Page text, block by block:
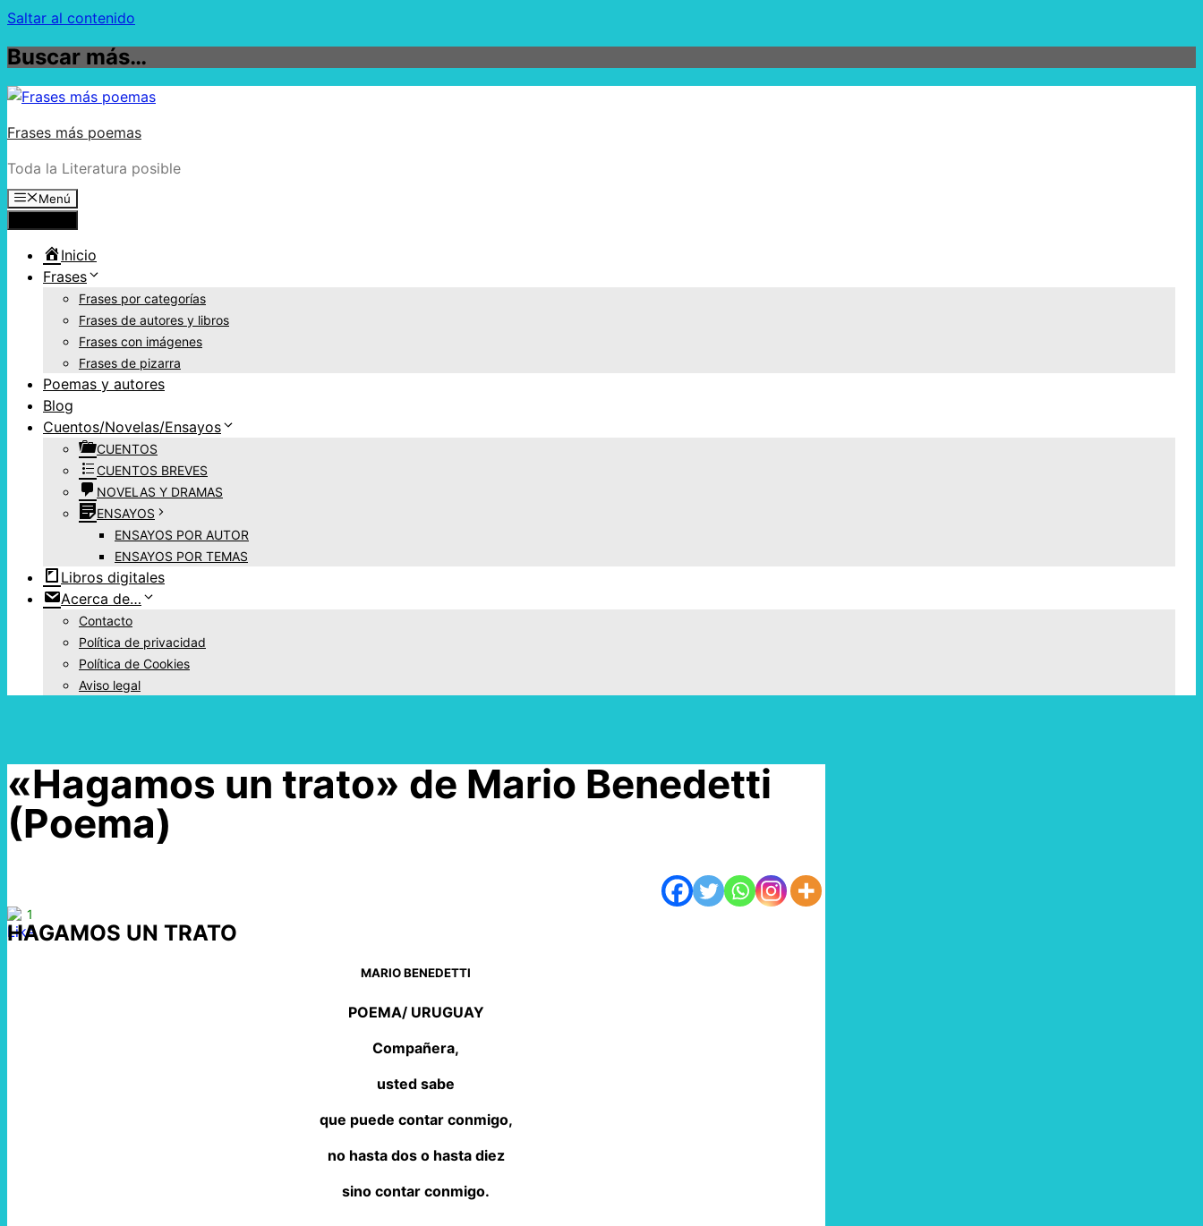
Saltar al contenido
Buscar más…
Frases más poemas
Toda la Literatura posible
Menú
Inicio
Frases
Frases por categorías
Frases de autores y libros
Frases con imágenes
Frases de pizarra
Poemas y autores
Blog
Cuentos/Novelas/Ensayos
CUENTOS
CUENTOS BREVES
NOVELAS Y DRAMAS
ENSAYOS
ENSAYOS POR AUTOR
ENSAYOS POR TEMAS
Libros digitales
Acerca de…
Contacto
Política de privacidad
Política de Cookies
Aviso legal
«Hagamos un trato» de Mario Benedetti
(Poema)
1
HAGAMOS UN TRATO
MARIO BENEDETTI
POEMA/ URUGUAY
Compañera,
usted sabe
que puede contar conmigo,
no hasta dos o hasta diez
sino contar conmigo.